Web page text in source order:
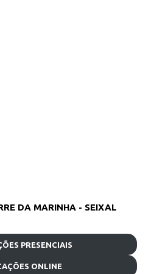
DA MARINHA - SEIXAL
PRESENCIAIS
ONLINE